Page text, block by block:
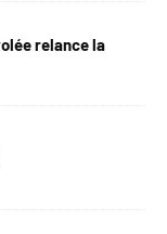
relance la